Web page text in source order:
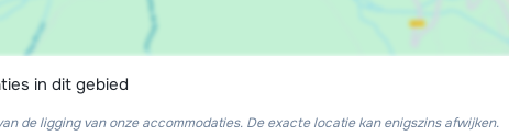
in dit gebied
de ligging van onze accommodaties. De exacte locatie kan enigszins afwijken.